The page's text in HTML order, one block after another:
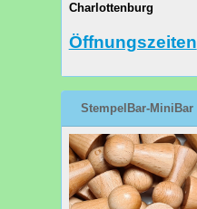
Charlottenburg
Öffnungszeiten
StempelBar-MiniBar